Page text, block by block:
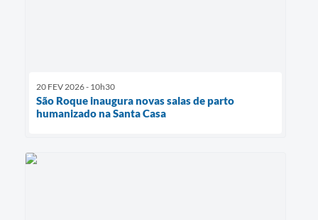
20 FEV 2026 - 10h30
São Roque inaugura novas salas de parto
humanizado na Santa Casa